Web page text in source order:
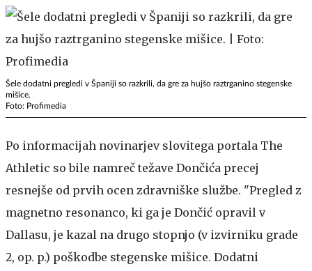
Šele dodatni pregledi v Španiji so razkrili, da gre za hujšo raztrganino stegenske
mišice.
Foto: Profimedia
Po informacijah novinarjev slovitega portala The
Athletic so bile namreč težave Dončića precej
resnejše od prvih ocen zdravniške službe. "Pregled z
magnetno resonanco, ki ga je Dončić opravil v
Dallasu, je kazal na drugo stopnjo (v izvirniku grade
2, op. p.) poškodbe stegenske mišice. Dodatni